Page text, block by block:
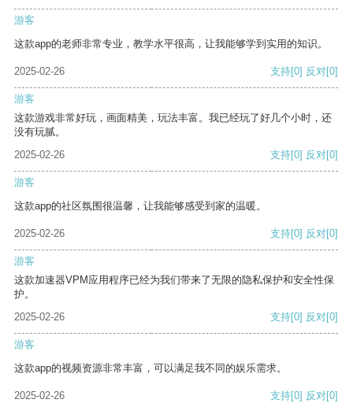
游客
这款app的老师非常专业，教学水平很高，让我能够学到实用的知识。
2025-02-26 支持[0] 反对[0]
游客
这款游戏非常好玩，画面精美，玩法丰富。我已经玩了好几个小时，还
没有玩腻。
2025-02-26
支持[0] 反对[0]
游客
这款app的社区氛围很温馨，让我能够感受到家的温暖。
2025-02-26 支持[0] 反对[0]
游客
这款加速器VPM应用程序已经为我们带来了无限的隐私保护和安全性保
护。
2025-02-26
支持[0] 反对[0]
游客
这款app的视频资源非常丰富，可以满足我不同的娱乐需求。
2025-02-26 支持[0] 反对[0]